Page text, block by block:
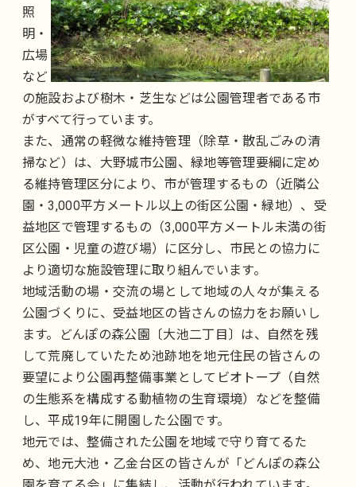
照
明・
広場
など
の施設および樹木・芝生などは公園管理者である市
がすべて行っています。
また、通常の軽微な維持管理（除草・散乱ごみの清
掃など）は、大野城市公園、緑地等管理要綱に定め
る維持管理区分により、市が管理するもの（近隣公
園・3,000平方メートル以上の街区公園・緑地）、受
益地区で管理するもの（3,000平方メートル未満の街
区公園・児童の遊び場）に区分し、市民との協力に
より適切な施設管理に取り組んでいます。
地域活動の場・交流の場として地域の人々が集える
公園づくりに、受益地区の皆さんの協力をお願いし
ます。どんぽの森公園〔大池二丁目〕は、自然を残
して荒廃していたため池跡地を地元住民の皆さんの
要望により公園再整備事業としてビオトープ（自然
の生態系を構成する動植物の生育環境）などを整備
し、平成19年に開園した公園です。
地元では、整備された公園を地域で守り育てるた
め、地元大池・乙金台区の皆さんが「どんぽの森公